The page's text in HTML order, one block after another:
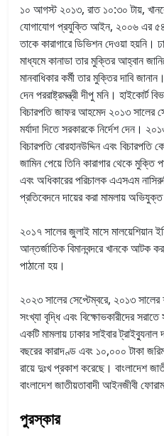
১০ আগস্ট ২০১৩, রাত ১০:৩০ টায়,
যোগাযোগ প্রযুক্তি আইন, ২০০৬ এর ৫৪
তাকে কারাগারে ডিভিশন দেওয়া হয়নি।
মাধ্যমে কানাডা তার মুক্তির আহ্বান
মানবাধিকার কর্মী তার মুক্তির দাবি
দেন পররাষ্ট্রমন্ত্রী দীপু মনি। হাইকোর্ট
বিচারপতি জাফর আহমেদ ২০১৩ সালের
মর্যাদা দিতে সরকারকে নির্দেশ দেন।
বিচারপতি বোরহানউদ্দিন এবং
জামিন পেয়ে তিনি কারাগার থেকে মুক্তি
এবং অধিকারের পরিচালক এএসএম
প্রতিবেদনে দায়ের করা মামলায়
২০১৭ সালের জুলাই মাসে মালয়েশিয়ান
আন্তর্জাতিক বিমানবন্দরে খানকে আটক
পাঠানো হয়।
২০২৩ সালের সেপ্টেম্বরে, ২০১৩
সংখ্যা বৃদ্ধি এবং বিক্ষোভকারীদের
একটি মামলায় ঢাকার সাইবার
বছরের কারাদণ্ড এবং ১০,০০০ টাকা
রায়ে দুঃখ প্রকাশ করেছে। বাংলাদেশ
বাংলাদেশ জাতীয়তাবাদী আইনজীবী
পুরস্কার